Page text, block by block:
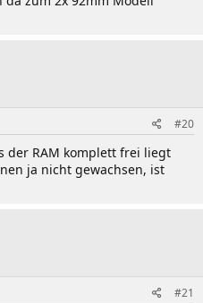
#20
der RAM komplett frei liegt
ja nicht gewachsen, ist
#21